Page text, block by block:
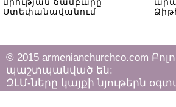
Ստեփանավանում
© 2015 armenianchurchco.com
պաշտպանված են:
ԶԼՄ-ները կայքի նյութերն